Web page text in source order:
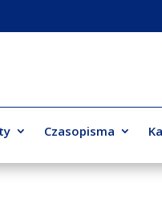
Czasopisma